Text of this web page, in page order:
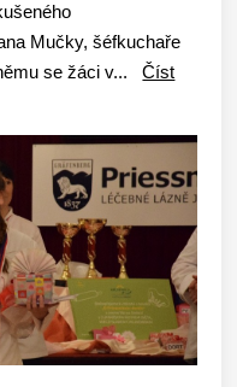
Mučky, šéfkuchaře
se žáci v...Číst